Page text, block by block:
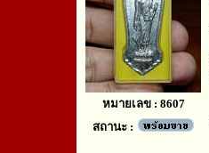
หมายเลข : 8607
สถานะ :